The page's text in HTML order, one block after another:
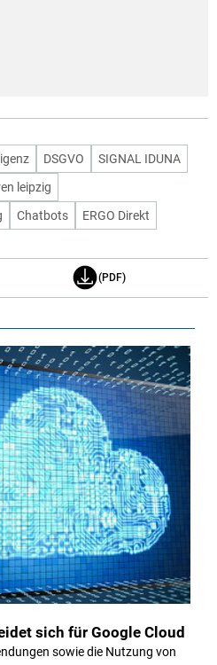
DSGVO
SIGNAL IDUNA
leipzig
Chatbots
ERGO Direkt
(PDF)
sich für Google Cloud
sowie die Nutzung von